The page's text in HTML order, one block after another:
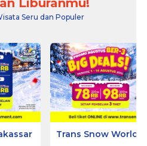
Liburanmu!
Seru dan Populer
Trans Snow World